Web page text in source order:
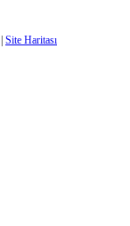
Site Haritası